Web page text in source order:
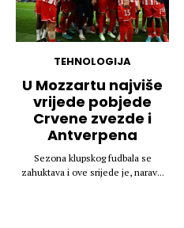
TEHNOLOGIJA
U Mozzartu najviše
vrijede pobjede
Crvene zvezde i
Antverpena
Sezona klupskog fudbala se
zahuktava i ove srijede je, narav...